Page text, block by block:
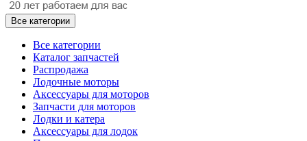
Все категории
Все категории
Каталог запчастей
Распродажа
Лодочные моторы
Аксессуары для моторов
Запчасти для моторов
Лодки и катера
Аксессуары для лодок